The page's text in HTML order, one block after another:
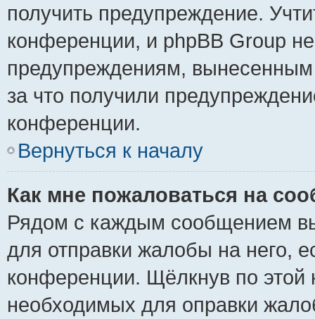
получить предупреждение.
конференции, и phpBB Group
предупреждениям,
за что получили
конференции.
Вернуться к началу
Как мне пожаловаться на
Рядом с каждым сообщением
для отправки жалобы на него,
конференции. Щёлкнув по этой
необходимых для оправки